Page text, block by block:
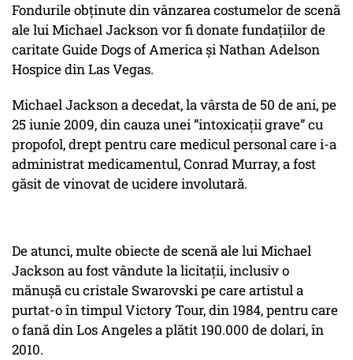
Fondurile obținute din vânzarea costumelor de scenă
ale lui Michael Jackson vor fi donate fundaţiilor de
caritate Guide Dogs of America şi Nathan Adelson
Hospice din Las Vegas.
Michael Jackson a decedat, la vârsta de 50 de ani, pe
25 iunie 2009, din cauza unei ”intoxicații grave” cu
propofol, drept pentru care medicul personal care i-a
administrat medicamentul, Conrad Murray, a fost
găsit de vinovat de ucidere involutară.
De atunci, multe obiecte de scenă ale lui Michael
Jackson au fost vândute la licitații, inclusiv o
mănuşă cu cristale Swarovski pe care artistul a
purtat-o în timpul Victory Tour, din 1984, pentru care
o fană din Los Angeles a plătit 190.000 de dolari, în
2010.